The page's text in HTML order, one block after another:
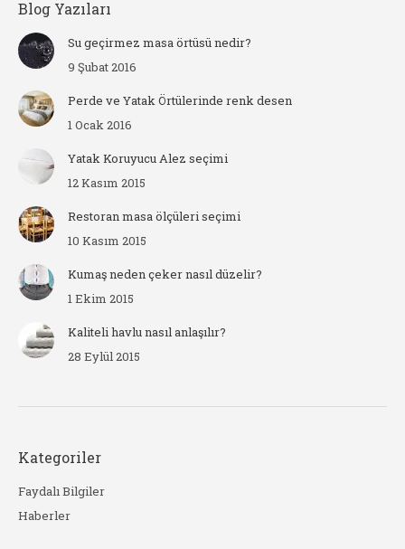
Blog Yazıları
Su geçirmez masa örtüsü nedir?
9 Şubat 2016
Perde ve Yatak Örtülerinde renk desen
1 Ocak 2016
Yatak Koruyucu Alez seçimi
12 Kasım 2015
Restoran masa ölçüleri seçimi
10 Kasım 2015
Kumaş neden çeker nasıl düzelir?
1 Ekim 2015
Kaliteli havlu nasıl anlaşılır?
28 Eylül 2015
Kategoriler
Faydalı Bilgiler
Haberler